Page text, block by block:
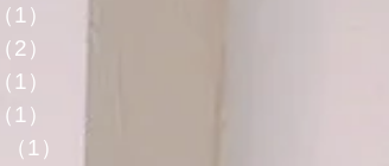
（1）
（2）
（1）
（1）
（1）